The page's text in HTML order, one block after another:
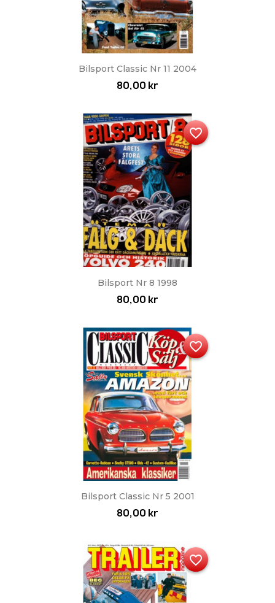
Bilsport Classic Nr 11 2004
80,00 kr
Bilsport Nr 8 1998
80,00 kr
favorite_border
Bilsport Classic Nr 5 2001
80,00 kr
favorite_border
favorite_border